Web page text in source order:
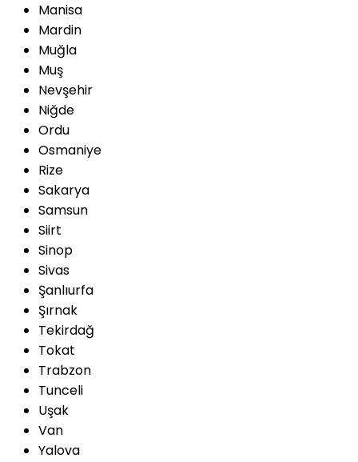
Manisa
Mardin
Muğla
Muş
Nevşehir
Niğde
Ordu
Osmaniye
Rize
Sakarya
Samsun
Siirt
Sinop
Sivas
Şanlıurfa
Şırnak
Tekirdağ
Tokat
Trabzon
Tunceli
Uşak
Van
Yalova